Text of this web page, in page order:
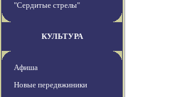
"Сердитые стрелы"
КУЛЬТУРА
Афиша
Новые передвжиники